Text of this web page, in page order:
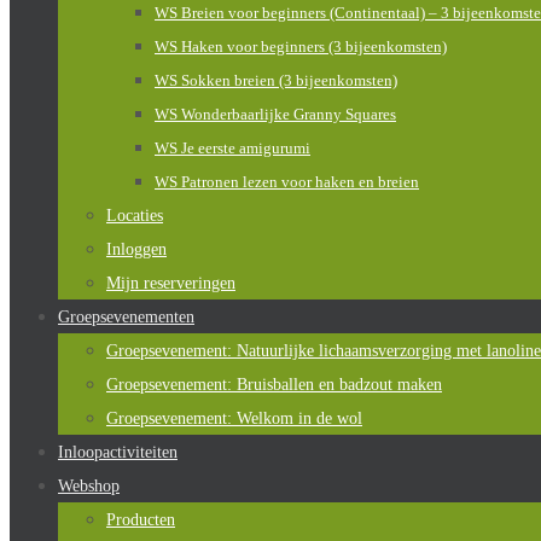
WS Breien voor beginners (Continentaal) – 3
WS Haken voor beginners (3 bijeenkomsten)
WS Sokken breien (3 bijeenkomsten)
WS Wonderbaarlijke Granny Squares
WS Je eerste amigurumi
WS Patronen lezen voor haken en breien
Locaties
Inloggen
Mijn reserveringen
Groepsevenementen
Groepsevenement: Natuurlijke lichaamsverzorging met lanoline
Groepsevenement: Bruisballen en badzout maken
Groepsevenement: Welkom in de wol
Inloopactiviteiten
Webshop
Producten